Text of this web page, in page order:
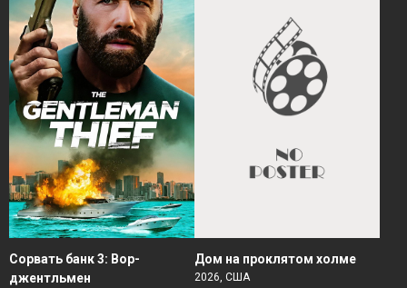
Сорвать банк 3: Вор-
джентльмен
Дом на проклятом холме
2026, США